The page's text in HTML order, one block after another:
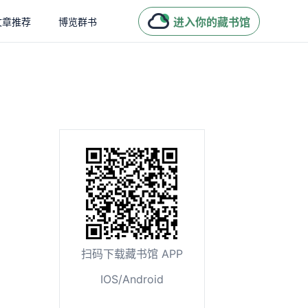
章推荐 博览群书 进入你的藏书馆
扫码下载藏书馆 APP
IOS/Android